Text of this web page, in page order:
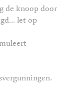
de knoop door
let op